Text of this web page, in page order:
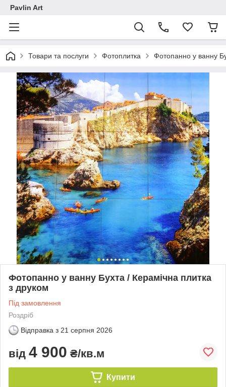
Pavlin Art
Товари та послуги Фотоплитка Фотопанно у ванну
Фотопанно у ванну Бухта / Керамічна плитка
з друком
Під замовлення
Роздріб
Відправка з 21 серпня 2026
від 4 900 ₴/кв.м
Купити